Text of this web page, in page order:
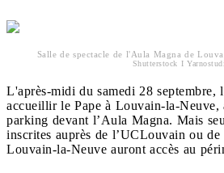
Salle de spectacle de l'Aula Magna de
Shutterstock I
L'après-midi du samedi 28 septembre,
accueillir le Pape à Louvain-la-
parking devant l’Aula Magna. Mais
inscrites auprès de l’UCLouvain ou
Louvain-la-Neuve auront accès au